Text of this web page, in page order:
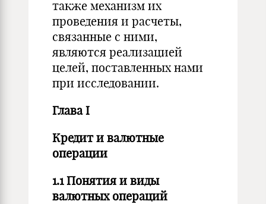
также механизм их
проведения и расчеты,
связанные с ними,
являются реализацией
целей, поставленных нами
при исследовании.
ГлаваI
Кредит и валютные
операции
1.1 Понятия и виды
валютных операций